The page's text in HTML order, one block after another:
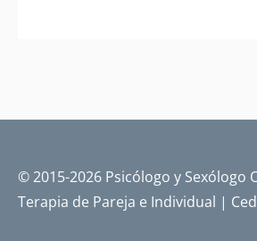
© 2015-2026 Psicólogo y Sexólogo
Terapia de Pareja e Individual |